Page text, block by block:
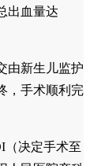
出血量达
由新生儿监护
，手术顺利完
（决定手术至